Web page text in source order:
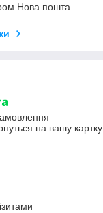
Нова пошта
на вашу картку